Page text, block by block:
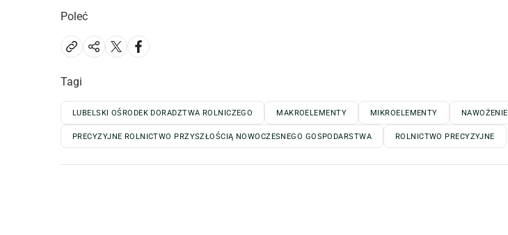
Poleć
Tagi
LUBELSKI OŚRODEK DORADZTWA ROLNICZEGO MAKROELEMENTY MIKROELEMENTY NAWOŻENIE
PRECYZYJNE ROLNICTWO PRZYSZŁOŚCIĄ NOWOCZESNEGO GOSPODARSTWA ROLNICTWO PRECYZYJNE